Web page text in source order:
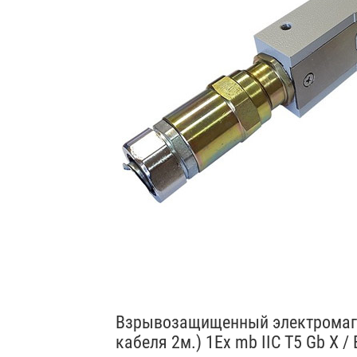
Взрывозащищенный
кабеля 2м.) 1Ex mb IIC T5 Gb X /